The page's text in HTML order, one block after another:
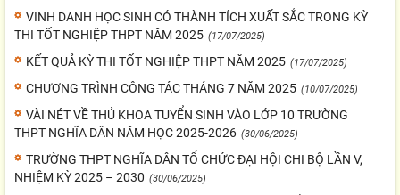
VINH DANH HỌC SINH CÓ THÀNH TÍCH XUẤT SẮC TRONG KỲ
THI TỐT NGHIỆP THPT NĂM 2025 (17/07/2025)
KẾT QUẢ KỲ THI TỐT NGHIỆP THPT NĂM 2025 (17/07/2025)
CHƯƠNG TRÌNH CÔNG TÁC THÁNG 7 NĂM 2025 (10/07/2025)
VÀI NÉT VỀ THỦ KHOA TUYỂN SINH VÀO LỚP 10 TRƯỜNG
THPT NGHĨA DÂN NĂM HỌC 2025-2026 (30/06/2025)
TRƯỜNG THPT NGHĨA DÂN TỔ CHỨC ĐẠI HỘI CHI BỘ LẦN V,
NHIỆM KỲ 2025 – 2030 (30/06/2025)